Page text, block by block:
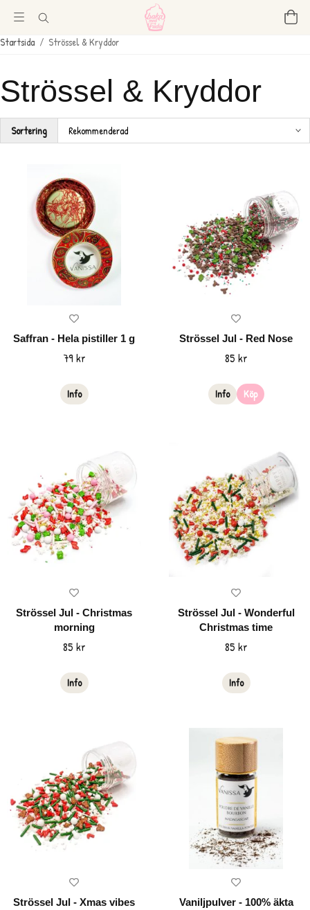
Startsida / Strössel & Kryddor
Strössel & Kryddor
Sortering
Saffran - Hela pistiller 1 g
79 kr
Info
Strössel Jul - Red Nose
85 kr
Info Köp
Strössel Jul - Christmas
morning
85 kr
Info
Strössel Jul - Wonderful
Christmas time
85 kr
Info
Strössel Jul - Xmas vibes
Vaniljpulver - 100% äkta